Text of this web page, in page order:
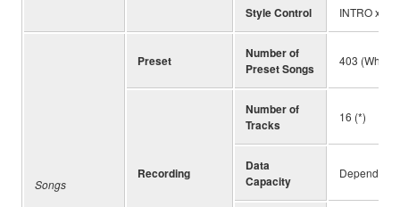
Style Control INTRO x 1,
Songs
Preset
Number of
Preset Songs
403 (When
Recording
Number of
Tracks
16 (*)
Data
Capacity
Depending